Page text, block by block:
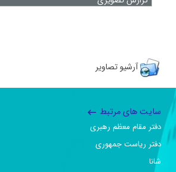
آرشیو تصاویر
سایت های مرتبط
دفتر مقام معظم رهبری
دفتر ریاست جمهوری
شانا